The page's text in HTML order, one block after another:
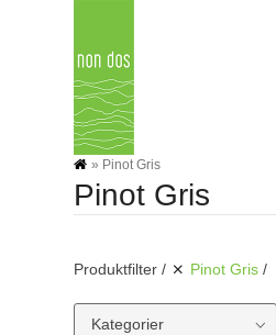
» Pinot Gris
Pinot Gris
Produktfilter Pinot Gris
Kategorier